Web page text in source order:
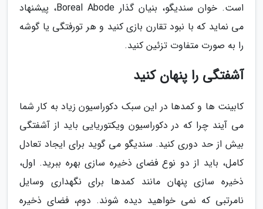
است. خوان سندیگو، بنیان گذار Boreal Abode، پیشنهاد
می نماید که با نبود تقارن بازی کنید و هر تورفتگی یا گوشه
را به صورت متفاوت تزئین کنید.
آشفتگی را پنهان کنید
کابینت ها و کمدها در این سبک دکوراسیون زیاد به کار شما
می آیند چرا که در دکوراسیون ویکتوریایی باید از آشفتگی
بیش از حد دوری کنید. سندیگو می گوید برای ایجاد تعادل
کامل، باید از دو نوع فضای ذخیره سازی بهره ببرید. اول،
ذخیره سازی پنهان مانند کمدها برای نگهداری وسایل
نامرتبی که نمی خواهید دیده شوند. دوم، فضای ذخیره